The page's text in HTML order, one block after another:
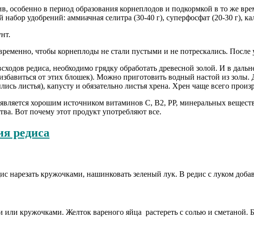
особенно в период образования корнеплодов и подкормкой в то же
набор удобрений: аммиачная селитра (30-40 г), суперфосфат (20-30
чтобы корнеплоды не стали пустыми и не потрескались. После
редиса, необходимо грядку обработать древесной золой. И в
от этих блошек). Можно приготовить водный настой из золы.
листья), капусту и обязательно листья хрена. Хрен чаще всего
хорошим источником витаминов С, В2, РР, минеральных
Вот почему этот продукт употребляют все.
редиса
нарезать кружочками, нашинковать зеленый лук. В редис с луком
или кружочками. Желток вареного яйца растереть с солью и сметаной.